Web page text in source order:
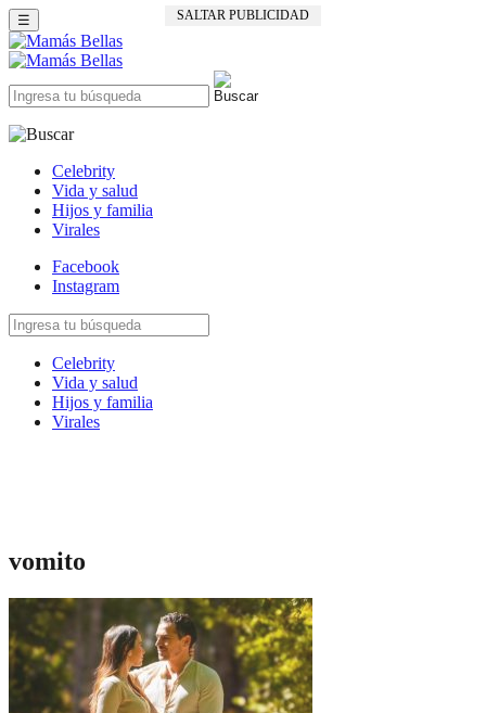
SALTAR PUBLICIDAD
☰
Celebrity
Vida y salud
Hijos y familia
Virales
Facebook
Instagram
Celebrity
Vida y salud
Hijos y familia
Virales
vomito